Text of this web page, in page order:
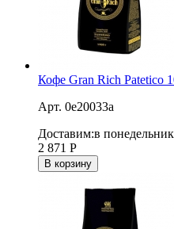
Кофе Gran Rich Patetico
Арт. 0e20033a
Доставим:в понедельник
2 871 Р
В корзину